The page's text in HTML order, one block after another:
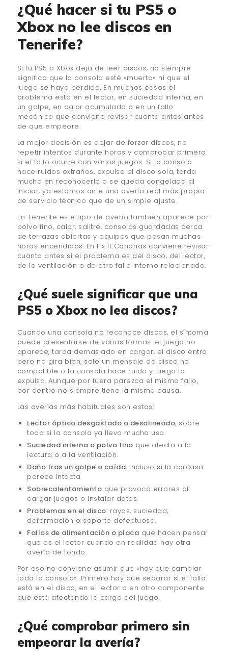
¿Qué hacer si tu PS5 o
Xbox no lee discos en
Tenerife?
Si tu PS5 o Xbox deja de leer discos, no siempre
significa que la consola esté «muerta» ni que el
juego se haya perdido. En muchos casos el
problema está en el lector, en suciedad interna, en
un golpe, en calor acumulado o en un fallo
mecánico que conviene revisar cuanto antes antes
de que empeore.
La mejor decisión es dejar de forzar discos, no
repetir intentos durante horas y comprobar primero
si el fallo ocurre con varios juegos. Si la consola
hace ruidos extraños, expulsa el disco sola, tarda
mucho en reconocerlo o se queda congelada al
iniciar, ya estamos ante una avería real más propia
de servicio técnico que de un simple ajuste.
En Tenerife este tipo de avería también aparece por
polvo fino, calor, salitre, consolas guardadas cerca
de terrazas abiertas y equipos que pasan muchas
horas encendidos. En Fix It Canarias conviene revisar
cuanto antes si el problema es del disco, del lector,
de la ventilación o de otro fallo interno relacionado.
¿Qué suele significar que una
PS5 o Xbox no lea discos?
Cuando una consola no reconoce discos, el síntoma
puede presentarse de varias formas: el juego no
aparece, tarda demasiado en cargar, el disco entra
pero no gira bien, sale un mensaje de disco no
compatible o la consola hace ruido y luego lo
expulsa. Aunque por fuera parezca el mismo fallo,
por dentro no siempre tiene la misma causa.
Las averías más habituales son estas:
Lector óptico desgastado o desalineado, sobre
todo si la consola ya lleva mucho uso.
Suciedad interna o polvo fino que afecta a la
lectura o a la ventilación.
Daño tras un golpe o caída, incluso si la carcasa
parece intacta.
Sobrecalentamiento que provoca errores al
cargar juegos o instalar datos.
Problemas en el disco: rayas, suciedad,
deformación o soporte defectuoso.
Fallos de alimentación o placa que hacen pensar
que es el lector cuando en realidad hay otra
avería de fondo.
Por eso no conviene asumir que «hay que cambiar
toda la consola». Primero hay que separar si el fallo
está en el disco, en el lector o en otro componente
que está afectando la carga del juego.
¿Qué comprobar primero sin
empeorar la avería?